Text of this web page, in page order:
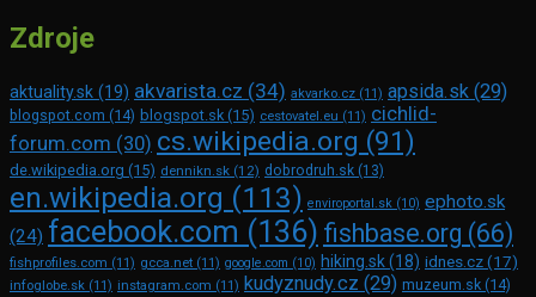
Zdroje
aktuality.sk (19) akvarista.cz (34) akvarko.cz (11) apsida.sk (29)
blogspot.com (14) blogspot.sk (15) cestovatel.eu (11) cichlid-
forum.com (30) cs.wikipedia.org (91)
de.wikipedia.org (15) dennikn.sk (12) dobrodruh.sk (13)
en.wikipedia.org (113) enviroportal.sk (10) ephoto.sk
(24) facebook.com (136) fishbase.org (66)
fishprofiles.com (11) gcca.net (11) google.com (10) hiking.sk(18) idnes.cz(17)
infoglobe.sk (11) instagram.com (11) kudyznudy.cz (29) muzeum.sk (14)